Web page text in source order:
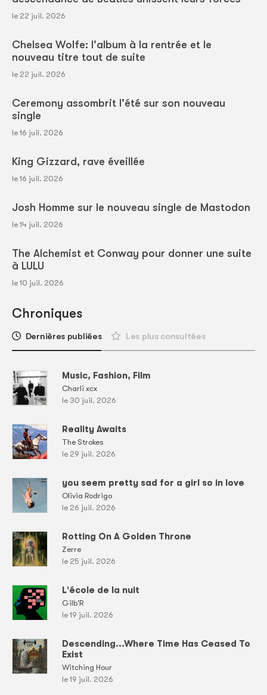
le 22 juil. 2026
Chelsea Wolfe: l'album à la rentrée et le
nouveau titre tout de suite
le 22 juil. 2026
Ceremony assombrit l'été sur son nouveau
single
le 16 juil. 2026
King Gizzard, rave éveillée
le 16 juil. 2026
Josh Homme sur le nouveau single de Mastodon
le 14 juil. 2026
The Alchemist et Conway pour donner une suite
à LULU
le 10 juil. 2026
Chroniques
Dernières publiées Les plus consultées
Music, Fashion, Film
Charli xcx
le 30 juil. 2026
Reality Awaits
The Strokes
le 29 juil. 2026
you seem pretty sad for a girl so in love
Olivia Rodrigo
le 26 juil. 2026
Rotting On A Golden Throne
Zerre
le 25 juil. 2026
L'école de la nuit
Gilb'R
le 19 juil. 2026
Descending...Where Time Has Ceased To
Exist
Witching Hour
le 19 juil. 2026